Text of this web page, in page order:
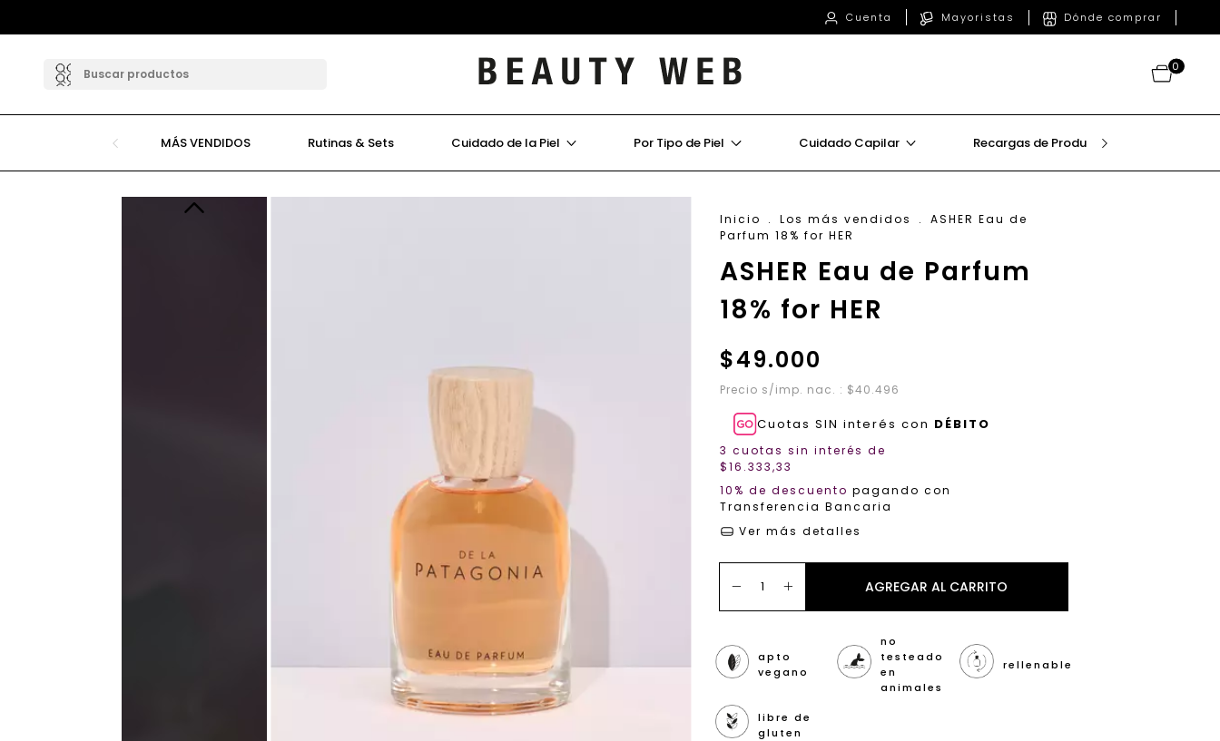
Cuenta Mayoristas Dónde comprar
0
MÁS VENDIDOS Rutinas & Sets Cuidado de la Piel Por Tipo de Piel Cuidado Capilar Recargas de Producto
Inicio . Los más vendidos .
ASHER Eau de
Parfum 18% for HER
ASHER Eau de Parfum
18% for HER
$49.000
Precio s/imp. nac. : $40.496
Cuotas SIN interés con DÉBITO
3 cuotas sin interés de
$16.333,33
10% de descuento pagando con
Transferencia Bancaria
Ver más detalles
apto
vegano
no
testeado
en
animales
rellenable
libre de
gluten